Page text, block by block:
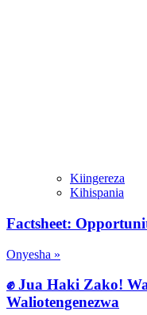
Kiingereza
Kihispania
Factsheet:
Onyesha »
✊ Jua Haki Zako!
Waliotengenezwa